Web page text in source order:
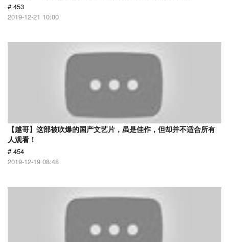
# 453
2019-12-21 10:00
【越哥】这部被吹爆的国产文艺片，虽是佳作，但却并不适合所有
人观看！
# 454
2019-12-19 08:48